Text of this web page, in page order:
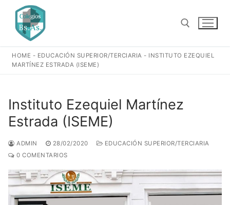
contenido
Buscar:
HOME - EDUCACIÓN SUPERIOR/TERCIARIA - INSTITUTO EZEQUIEL
MARTÍNEZ ESTRADA (ISEME)
Instituto Ezequiel Martínez
Estrada (ISEME)
ADMIN 28/02/2020
EDUCACIÓN SUPERIOR/TERCIARIA
0 COMENTARIOS